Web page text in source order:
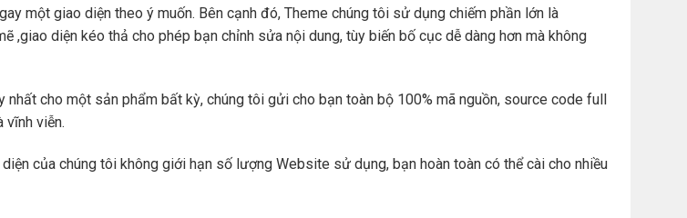
một giao diện theo ý muốn. Bên cạnh đó, Theme chúng tôi sử dụng chiếm phần lớn là
diện kéo thả cho phép bạn chỉnh sửa nội dung, tùy biến bố cục dễ dàng hơn mà không
nhất cho một sản phẩm bất kỳ, chúng tôi gửi cho bạn toàn bộ 100% mã nguồn, source code full
vĩnh viễn.
diện của chúng tôi không giới hạn số lượng Website sử dụng, bạn hoàn toàn có thể cài cho nhiều